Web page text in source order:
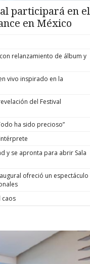
participará en el
en México
relanzamiento de álbum y
vivo inspirado en la
del Festival
ha sido precioso”
y se apronta para abrir Sala
ofreció un espectáculo
caos